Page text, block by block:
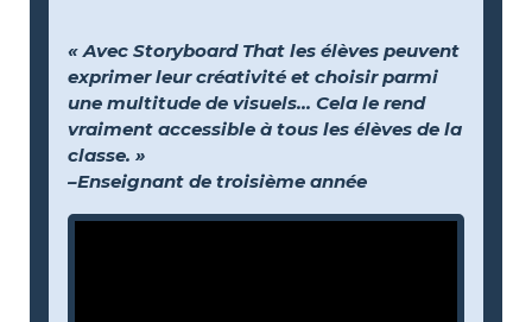
« Avec Storyboard That les élèves peuvent
exprimer leur créativité et choisir parmi
une multitude de visuels… Cela le rend
vraiment accessible à tous les élèves de la
classe. »
–Enseignant de troisième année